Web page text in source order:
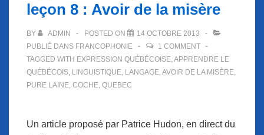
leçon 8 : Avoir de la misère
BY ADMIN POSTED ON
14 OCTOBRE 2013
PUBLIÉ DANS FRANCOPHONIE
1 COMMENT
TAGGED WITH EXPRESSION QUÉBÉCOISE,APPRENDRE LE
QUÉBÉCOIS, LINGUISTIQUE, LANGAGE,AVOIR DE LA MISÈRE,
PURE LAINE, COCHE, QUEBEC
Un article proposé par Patrice Hudon, en direct du